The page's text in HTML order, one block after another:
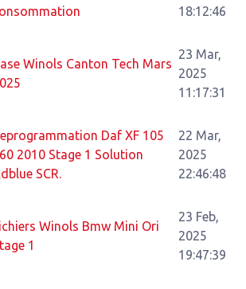
18:12:46
Winols Canton Tech Mars
23 Mar,
2025
11:17:31
Daf XF 105
2010 Stage 1 Solution
SCR.
22 Mar,
2025
22:46:48
Winols Bmw Mini Ori
1
23 Feb,
2025
19:47:39